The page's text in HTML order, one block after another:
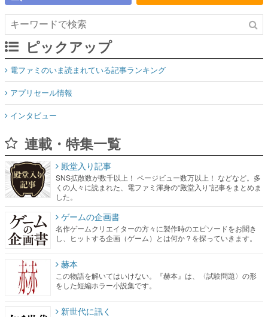
ピックアップ
電ファミのいま読まれている記事ランキング
アプリセール情報
インタビュー
連載・特集一覧
殿堂入り記事
SNS拡散数が数千以上！ ページビュー数万以上！ などなど。多
くの人々に読まれた、電ファミ渾身の“殿堂入り”記事をまとめま
した。
ゲームの企画書
名作ゲームクリエイターの方々に製作時のエピソードをお聞き
し、ヒットする企画（ゲーム）とは何か？を探っていきます。
赫本
この物語を解いてはいけない。『赫本』は、〈試験問題〉の形
をした短編ホラー小説集です。
新世代に訊く